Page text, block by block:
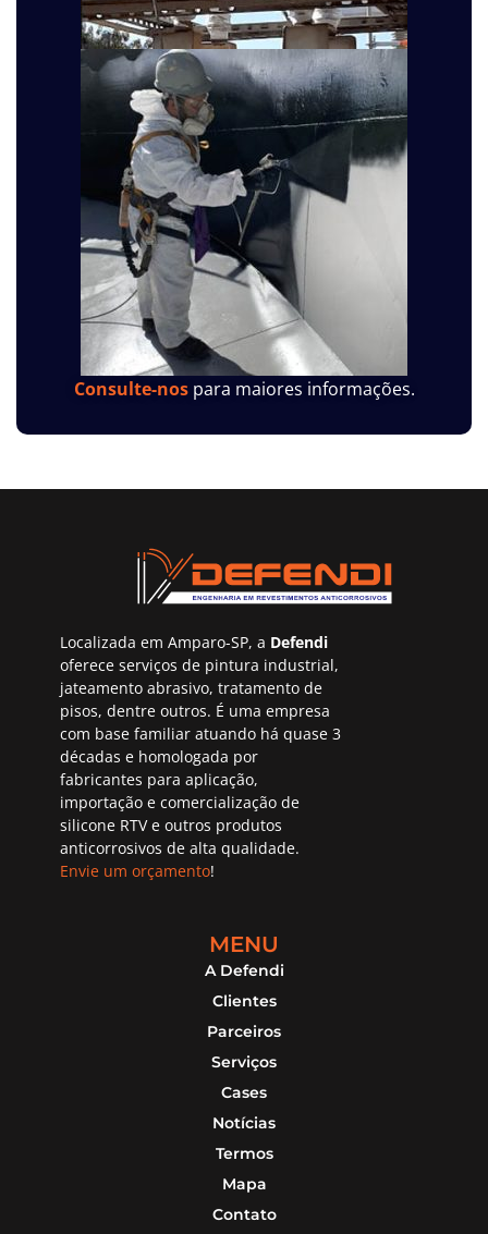
Consulte-nospara maiores informações.
Localizada em Amparo-SP, a Defendi
oferece serviços de pintura industrial,
jateamento abrasivo, tratamento de
pisos, dentre outros. É uma empresa
com base familiar atuando há quase 3
décadas e homologada por
fabricantes para aplicação,
importação e comercialização de
silicone RTV e outros produtos
anticorrosivos de alta qualidade.
Envie um orçamento!
MENU
A Defendi
Clientes
Parceiros
Serviços
Cases
Notícias
Termos
Mapa
Contato